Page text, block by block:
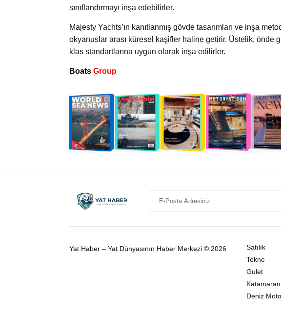
sınıflandırmayı inşa edebilirler.
Majesty Yachts’ın kanıtlanmış gövde tasarımları ve inşa
okyanuslar arası küresel kaşifler haline getirir. Üstelik, önde
klas standartlarına uygun olarak inşa edilirler.
Boats Group
Yat Haber – Yat Dünyasının Haber Merkezi © 2026 Satılık
Tekne
Gulet
Katamaran
Deniz